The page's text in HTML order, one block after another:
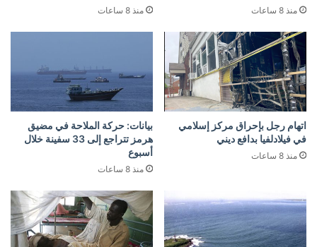
منذ 8 ساعات منذ 8 ساعات
اتهام رجل بإحراق مركز إسلامي
في فيلادلفيا بدافع ديني
منذ 8 ساعات
بيانات: حركة الملاحة في مضيق
هرمز تتراجع إلى 33 سفينة خلال
أسبوع
منذ 8 ساعات